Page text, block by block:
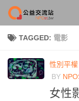
Skip to content
TAGGED: 電影
性別平權
BY
女性